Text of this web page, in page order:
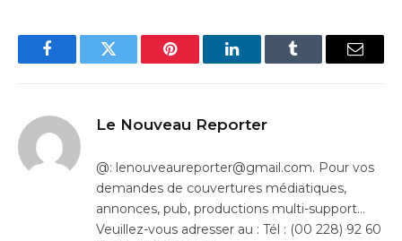
FacebookTwitter Pinterest LinkedInTumblr Email
Le Nouveau Reporter
@: lenouveaureporter@gmail.com. Pour vos
demandes de couvertures médiatiques,
annonces, pub, productions multi-support…
Veuillez-vous adresser au : Tél : (00 228) 92 60